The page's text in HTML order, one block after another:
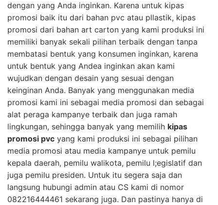
dengan yang Anda inginkan. Karena untuk kipas
promosi baik itu dari bahan pvc atau pllastik, kipas
promosi dari bahan art carton yang kami produksi ini
memiliki banyak sekali pilihan terbaik dengan tanpa
membatasi bentuk yang konsumen inginkan, karena
untuk bentuk yang Andea inginkan akan kami
wujudkan dengan desain yang sesuai dengan
keinginan Anda. Banyak yang menggunakan media
promosi kami ini sebagai media promosi dan sebagai
alat peraga kampanye terbaik dan juga ramah
lingkungan, sehingga banyak yang memilih kipas
promosi pvc yang kami produksi ini sebagai pilihan
media promosi atau media kampanye untuk pemilu
kepala daerah, pemilu walikota, pemilu l;egislatif dan
juga pemilu presiden. Untuk itu segera saja dan
langsung hubungi admin atau CS kami di nomor
082216444461 sekarang juga. Dan pastinya hanya di